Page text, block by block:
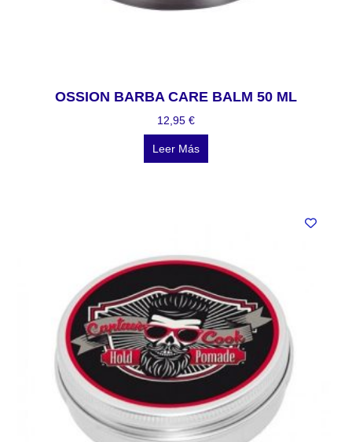
OSSION BARBA CARE BALM 50 ML
12,95 €
Leer Más